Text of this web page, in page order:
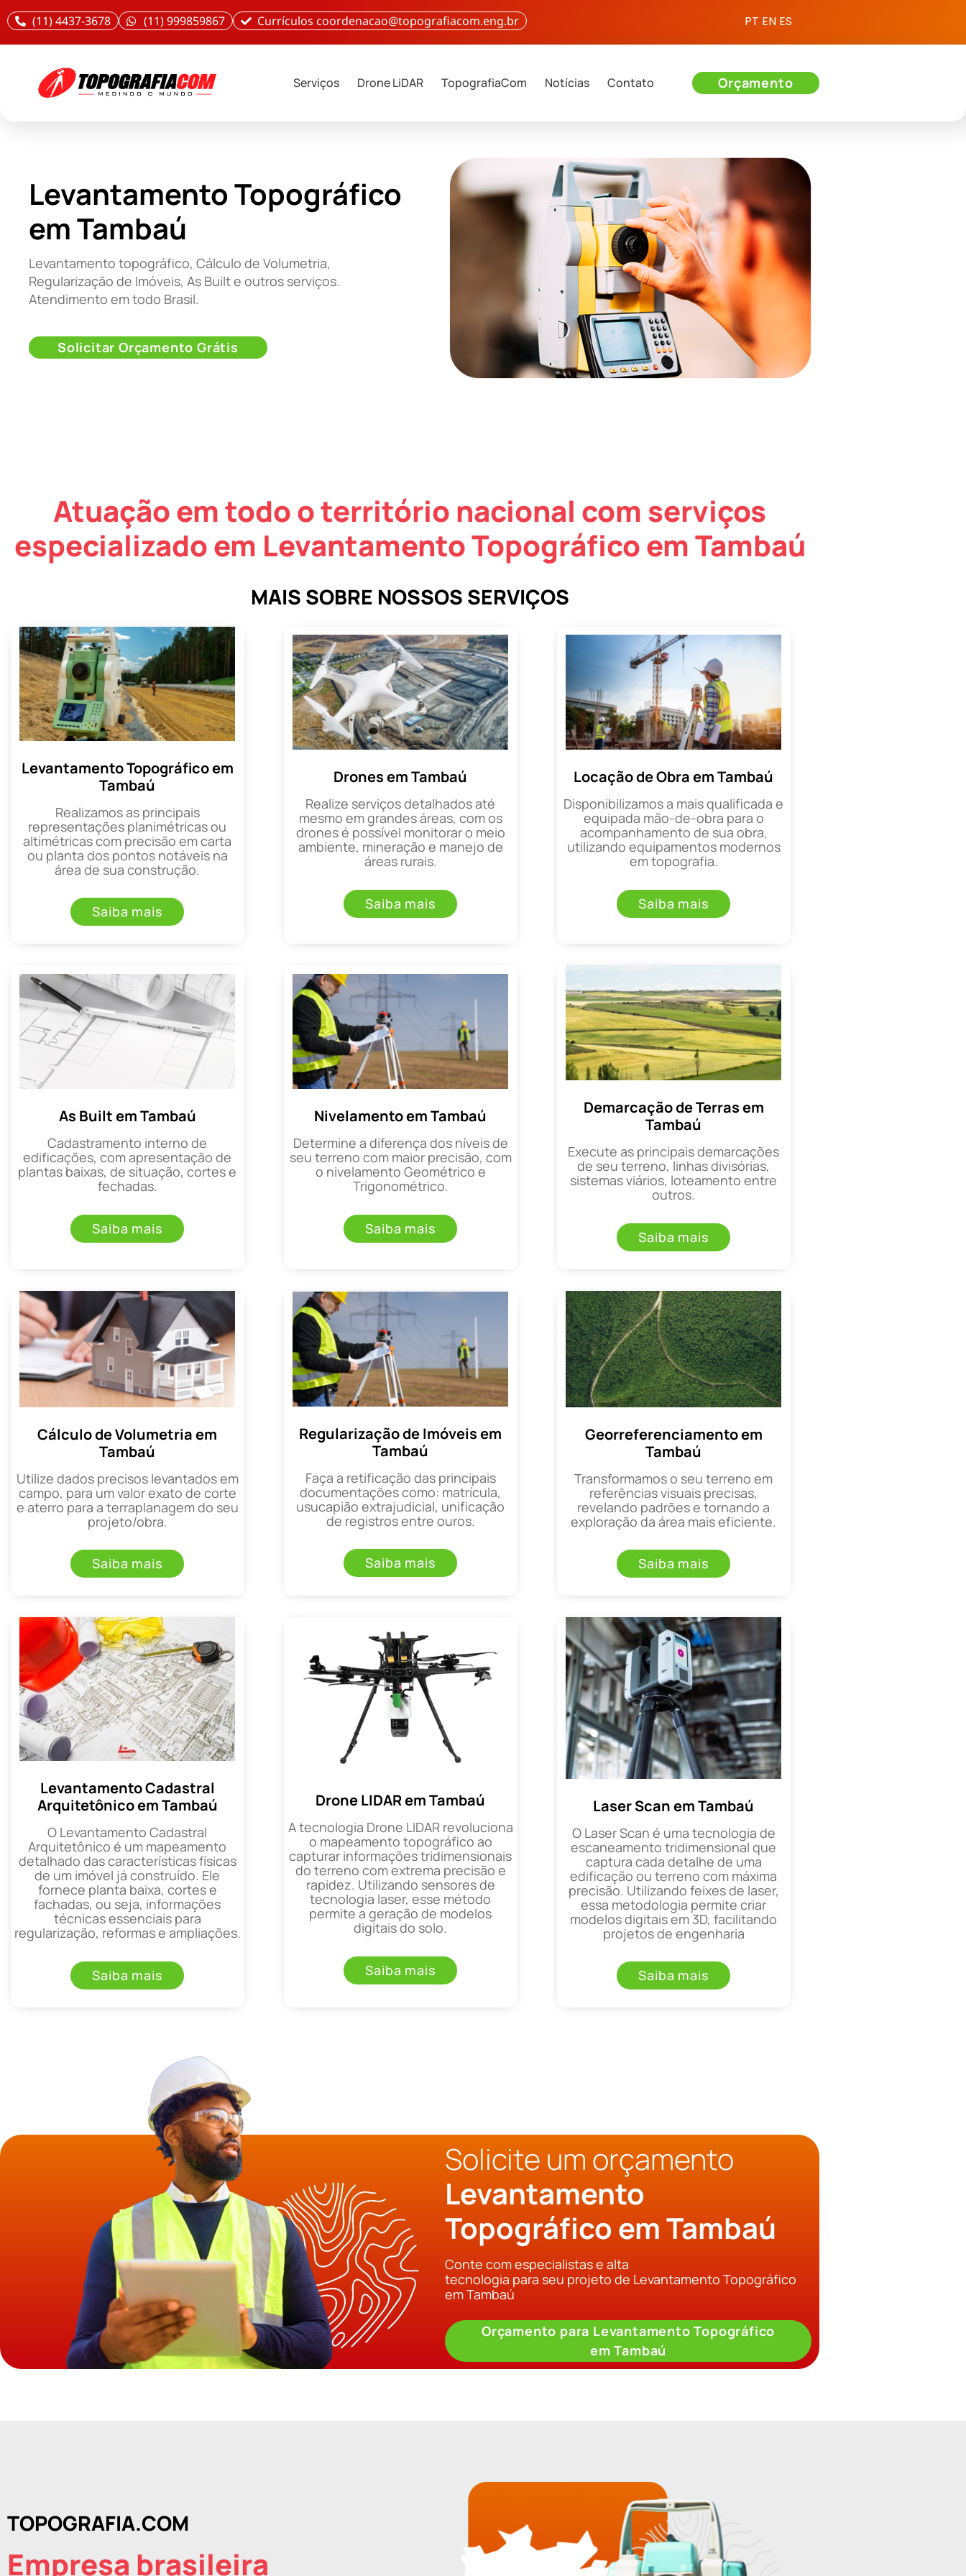
(11) 4437-3678 (11) 999859867 Currículos coordenacao@topografiacom.eng.br PT EN ES
Serviços Drone LiDAR TopografiaCom Notícias Contato Orçamento
Levantamento Topográfico
em Tambaú
Levantamento topográfico, Cálculo de Volumetria,
Regularização de Imóveis, As Built e outros serviços.
Atendimento em todo Brasil.
Solicitar Orçamento Grátis
Atuação em todo o território nacional com serviços
especializado em Levantamento Topográfico em Tambaú
MAIS SOBRE NOSSOS SERVIÇOS
Levantamento Topográfico em
Tambaú
Realizamos as principais
representações planimétricas ou
altimétricas com precisão em carta
ou planta dos pontos notáveis na
área de sua construção.
Saiba mais
Drones em Tambaú
Realize serviços detalhados até
mesmo em grandes áreas, com os
drones é possível monitorar o meio
ambiente, mineração e manejo de
áreas rurais.
Saiba mais
Locação de Obra em Tambaú
Disponibilizamos a mais qualificada e
equipada mão-de-obra para o
acompanhamento de sua obra,
utilizando equipamentos modernos
em topografia.
Saiba mais
As Built em Tambaú
Cadastramento interno de
edificações, com apresentação de
plantas baixas, de situação, cortes e
fechadas.
Saiba mais
Nivelamento em Tambaú
Determine a diferença dos níveis de
seu terreno com maior precisão, com
o nivelamento Geométrico e
Trigonométrico.
Saiba mais
Demarcação de Terras em
Tambaú
Execute as principais demarcações
de seu terreno, linhas divisórias,
sistemas viários, loteamento entre
outros.
Saiba mais
Cálculo de Volumetria em
Tambaú
Utilize dados precisos levantados em
campo, para um valor exato de corte
e aterro para a terraplanagem do seu
projeto/obra.
Saiba mais
Regularização de Imóveis em
Tambaú
Faça a retificação das principais
documentações como: matrícula,
usucapião extrajudicial, unificação
de registros entre ouros.
Saiba mais
Georreferenciamento em
Tambaú
Transformamos o seu terreno em
referências visuais precisas,
revelando padrões e tornando a
exploração da área mais eficiente.
Saiba mais
Levantamento Cadastral
Arquitetônico em Tambaú
O Levantamento Cadastral
Arquitetônico é um mapeamento
detalhado das características físicas
de um imóvel já construído. Ele
fornece planta baixa, cortes e
fachadas, ou seja, informações
técnicas essenciais para
regularização, reformas e ampliações.
Saiba mais
Drone LIDAR em Tambaú
A tecnologia Drone LIDAR revoluciona
o mapeamento topográfico ao
capturar informações tridimensionais
do terreno com extrema precisão e
rapidez. Utilizando sensores de
tecnologia laser, esse método
permite a geração de modelos
digitais do solo.
Saiba mais
Laser Scan em Tambaú
O Laser Scan é uma tecnologia de
escaneamento tridimensional que
captura cada detalhe de uma
edificação ou terreno com máxima
precisão. Utilizando feixes de laser,
essa metodologia permite criar
modelos digitais em 3D, facilitando
projetos de engenharia
Saiba mais
Solicite um orçamento
Levantamento
Topográfico em Tambaú
Conte com especialistas e alta
tecnologia para seu projeto de Levantamento Topográfico
em Tambaú
Orçamento para Levantamento Topográfico
em Tambaú
TOPOGRAFIA.COM
Empresa brasileira